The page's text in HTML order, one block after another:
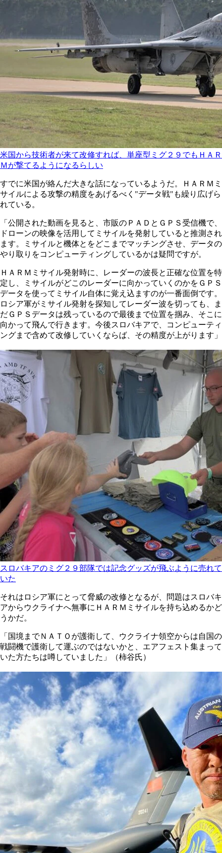
米国から技術者が来て改修すれば、単座型ミグ２９でもＨＡＲ
Ｍが撃てるようになるらしい
すでに米国が絡んだ大きな話になっているようだ。ＨＡＲＭミ
サイルによる攻撃の精度をあげるべく"データ戦"も繰り広げら
れている。
「公開された動画を見ると、市販のＰＡＤとＧＰＳ受信機で、
ドローンの映像を活用してミサイルを発射していると推測され
ます。ミサイルと機体とをどこまでマッチングさせ、データの
やり取りをコンピューティングしているかは疑問ですが。
ＨＡＲＭミサイル発射時に、レーダーの波長と正確な位置を特
定し、ミサイルがどこのレーダーに向かっていくのかをＧＰＳ
データを使ってミサイル自体に覚え込ますのが一番面倒です。
ロシア軍がミサイル発射を探知してレーダー波を切っても、ま
だＧＰＳデータは残っているので最後まで位置を掴み、そこに
向かって飛んで行きます。今後スロバキアで、コンピューティ
ングまで含めて改修していくならば、その精度が上がります」
スロバキアのミグ２９部隊では記念グッズが飛ぶように売れて
いた
それはロシア軍にとって脅威の改修となるが、問題はスロバキ
アからウクライナへ無事にＨＡＲＭミサイルを持ち込めるかど
うかだ。
「国境までＮＡＴＯが護衛して、ウクライナ領空からは自国の
戦闘機で護衛して運ぶのではないかと、エアフェスト集まって
いた方たちは噂していました」（柿谷氏）